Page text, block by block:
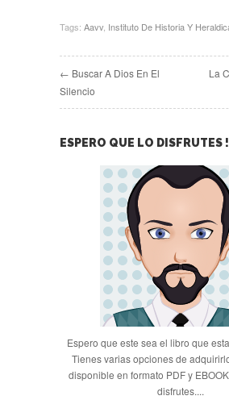
Tags: Aavv Instituto De Historia Y
← Buscar A Dios En El
Silencio
La
ESPERO QUE LO DISFRUTES
Espero que este sea el libro que
Tienes varias opciones de
disponible en formato PDF y
disfrutes....